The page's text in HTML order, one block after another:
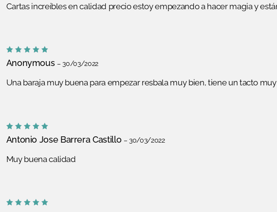
Cartas increíbles en calidad precio estoy empezando a hacer magia y
Valorado
con5de
Anonymous – 30/03/2022
Una baraja muy buena para empezar resbala muy bien, tiene un tacto
Valorado
con 5de
Antonio Jose Barrera Castillo – 30/03/2022
Muy buena calidad